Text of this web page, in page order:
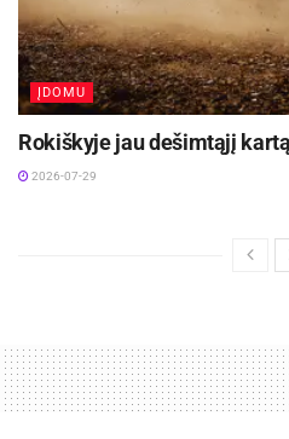
ĮDOMU
Rokiškyje jau dešimtąjį
2026-07-29